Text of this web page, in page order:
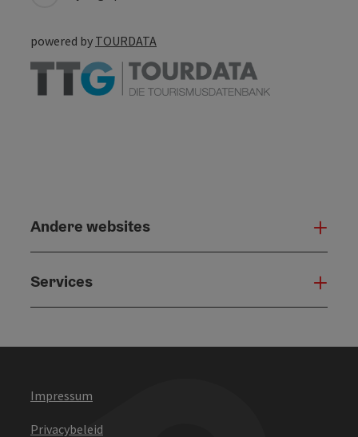
powered by TOURDATA
Andere websites
Services
Impressum
Privacybeleid